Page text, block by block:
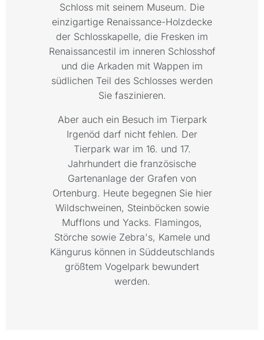
Schloss mit seinem Museum. Die
einzigartige Renaissance-Holzdecke
der Schlosskapelle, die Fresken im
Renaissancestil im inneren Schlosshof
und die Arkaden mit Wappen im
südlichen Teil des Schlosses werden
Sie faszinieren.
Aber auch ein Besuch im Tierpark
Irgenöd darf nicht fehlen. Der
Tierpark war im 16. und 17.
Jahrhundert die französische
Gartenanlage der Grafen von
Ortenburg. Heute begegnen Sie hier
Wildschweinen, Steinböcken sowie
Mufflons und Yacks. Flamingos,
Störche sowie Zebra's, Kamele und
Kängurus können in Süddeutschlands
größtem Vogelpark bewundert
werden.